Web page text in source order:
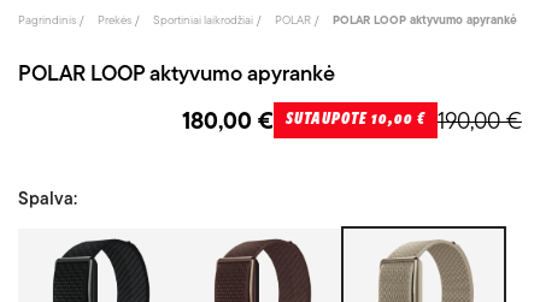
Pagrindinis Prekės Sportiniai laikrodžiai POLAR POLAR LOOP aktyvumo apyrankė
POLAR LOOP aktyvumo apyrankė
190,00 €
180,00 € SUTAUPOTE 10,00 €
Spalva: